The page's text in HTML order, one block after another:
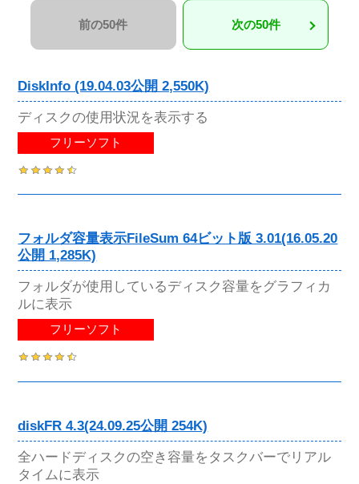
前の50件 次の50件
DiskInfo (19.04.03公開 2,550K)
ディスクの使用状況を表示する
フリーソフト
フォルダ容量表示FileSum 64ビット版 3.01(16.05.20
公開 1,285K)
フォルダが使用しているディスク容量をグラフィカ
ルに表示
フリーソフト
diskFR 4.3(24.09.25公開 254K)
全ハードディスクの空き容量をタスクバーでリアル
タイムに表示